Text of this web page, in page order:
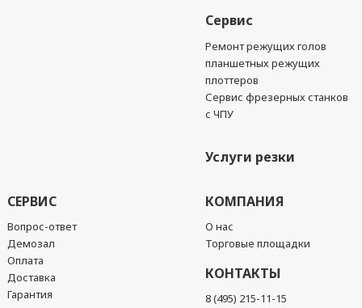
Сервис
Ремонт режущих голов
планшетных режущих
плоттеров
Сервис фрезерных станков
с ЧПУ
Услуги резки
СЕРВИС
Вопрос-ответ
Демозал
Оплата
Доставка
Гарантия
КОМПАНИЯ
О нас
Торговые площадки
КОНТАКТЫ
8 (495) 215-11-15